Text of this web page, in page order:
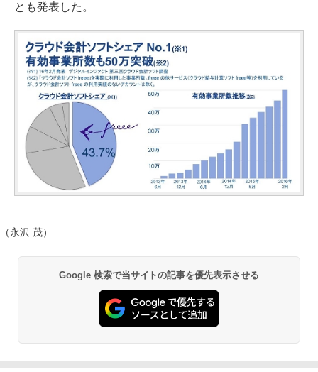
とも発表した。
（永沢 茂）
Google 検索で当サイトの記事を優先表示させる